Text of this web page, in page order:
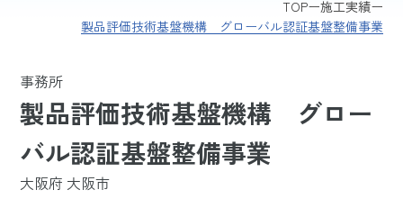
TOP
施工実績
製品評価技術基盤機構 グローバル認証基盤整備事業
事務所
製品評価技術基盤機構 グロー
バル認証基盤整備事業
大阪府 大阪市